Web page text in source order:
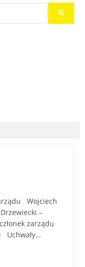
Wojciech
–
zarządu
Uchwały…